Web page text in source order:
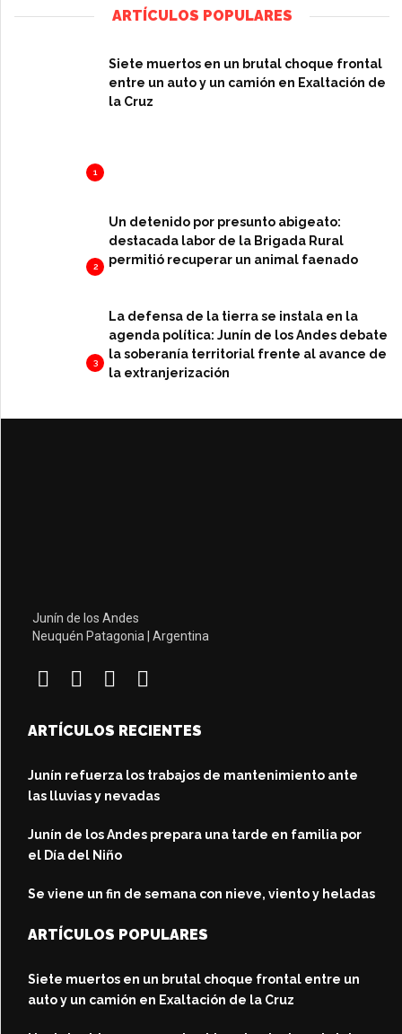
ARTÍCULOS POPULARES
1
Siete muertos en un brutal choque frontal
entre un auto y un camión en Exaltación de
la Cruz
2
Un detenido por presunto abigeato:
destacada labor de la Brigada Rural
permitió recuperar un animal faenado
3
La defensa de la tierra se instala en la
agenda política: Junín de los Andes debate
la soberanía territorial frente al avance de
la extranjerización
Junín de los Andes
Neuquén Patagonia | Argentina
ARTÍCULOS RECIENTES
Junín refuerza los trabajos de mantenimiento ante
las lluvias y nevadas
Junín de los Andes prepara una tarde en familia por
el Día del Niño
Se viene un fin de semana con nieve, viento y heladas
ARTÍCULOS POPULARES
Siete muertos en un brutal choque frontal entre un
auto y un camión en Exaltación de la Cruz